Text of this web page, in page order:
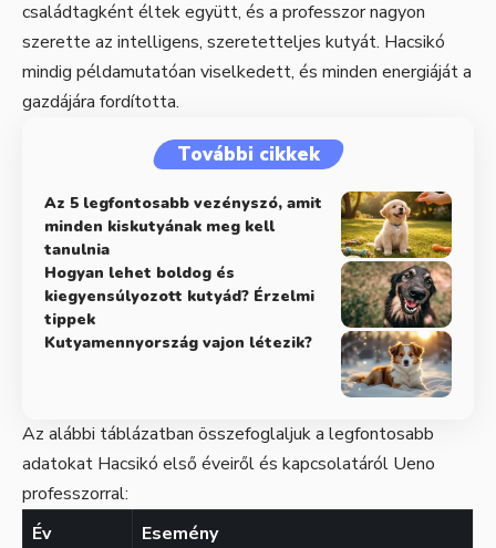
családtagként éltek együtt, és a professzor nagyon
szerette az intelligens, szeretetteljes kutyát. Hacsikó
mindig példamutatóan viselkedett, és minden energiáját a
gazdájára fordította.
További cikkek
Az 5 legfontosabb vezényszó, amit
minden kiskutyának meg kell
tanulnia
Hogyan lehet boldog és
kiegyensúlyozott kutyád? Érzelmi
tippek
Kutyamennyország vajon létezik?
Az alábbi táblázatban összefoglaljuk a legfontosabb
adatokat Hacsikó első éveiről és kapcsolatáról Ueno
professzorral:
Év
Esemény